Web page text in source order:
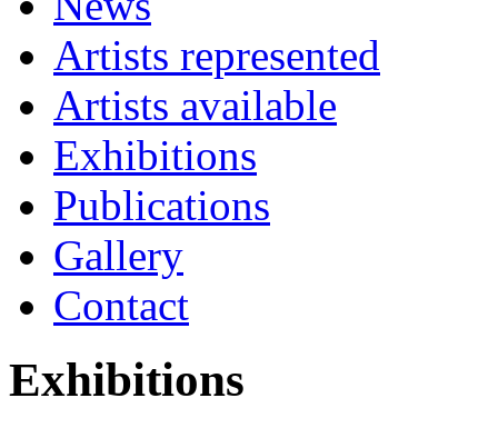
Artists represented
Artists available
Exhibitions
Publications
Gallery
Contact
Exhibitions